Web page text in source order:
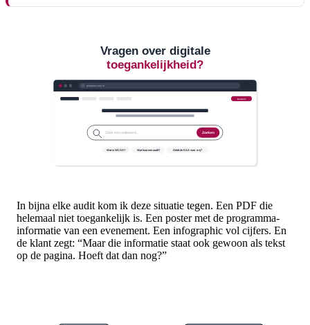
In bijna elke audit kom ik deze situatie tegen. Een PDF die
helemaal niet toegankelijk is. Een poster met de programma-
informatie van een evenement. Een infographic vol cijfers. En
de klant zegt: “Maar die informatie staat ook gewoon als tekst
op de pagina. Hoeft dat dan nog?”